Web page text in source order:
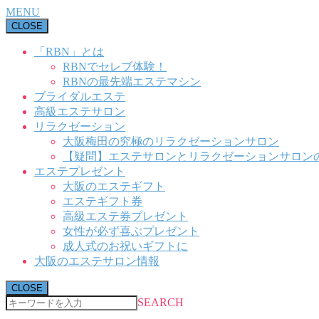
MENU
CLOSE
「RBN」とは
RBNでセレブ体験！
RBNの最先端エステマシン
ブライダルエステ
高級エステサロン
リラクゼーション
大阪梅田の究極のリラクゼーションサロン
【疑問】エステサロンとリラクゼーションサロン
エステプレゼント
大阪のエステギフト
エステギフト券
高級エステ券プレゼント
女性が必ず喜ぶプレゼント
成人式のお祝いギフトに
大阪のエステサロン情報
CLOSE
SEARCH